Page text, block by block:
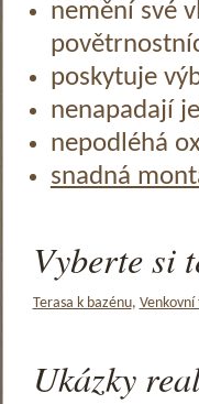
nemění své
poskytuje
nenapadají
nepodléhá
snadná
Vyberte si
Terasa k bazénu, Venkovní
Ukázky